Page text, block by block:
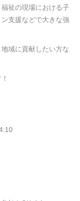
祉の現場における子
支援などで大きな強
域に貢献したい方な